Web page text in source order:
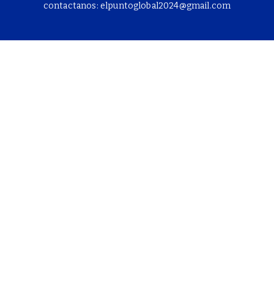
contactanos: elpuntoglobal2024@gmail.com